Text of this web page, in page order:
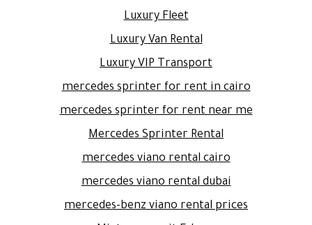
Luxury Fleet
Luxury Van Rental
Luxury VIP Transport
mercedes sprinter for rent in cairo
mercedes sprinter for rent near me
Mercedes Sprinter Rental
mercedes viano rental cairo
mercedes viano rental dubai
mercedes-benz viano rental prices